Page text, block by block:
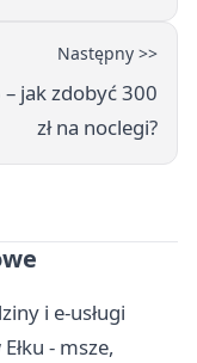
Następny >>
jak zdobyć 300
zł na noclegi?
i e-usługi
- msze,